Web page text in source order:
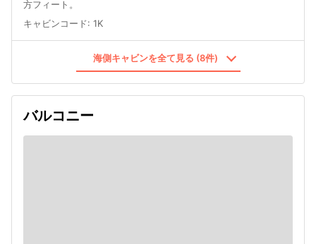
方フィート。
キャビンコード: 1K
海側キャビンを全て見る (8件)
バルコニー